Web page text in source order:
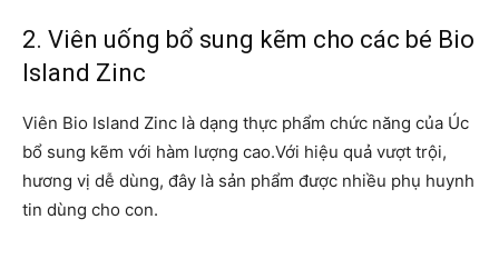
2. Viên uống bổ sung kẽm cho các bé Bio
Island Zinc
Viên Bio Island Zinc là dạng thực phẩm chức năng của Úc
bổ sung kẽm với hàm lượng cao.Với hiệu quả vượt trội,
hương vị dễ dùng, đây là sản phẩm được nhiều phụ huynh
tin dùng cho con.